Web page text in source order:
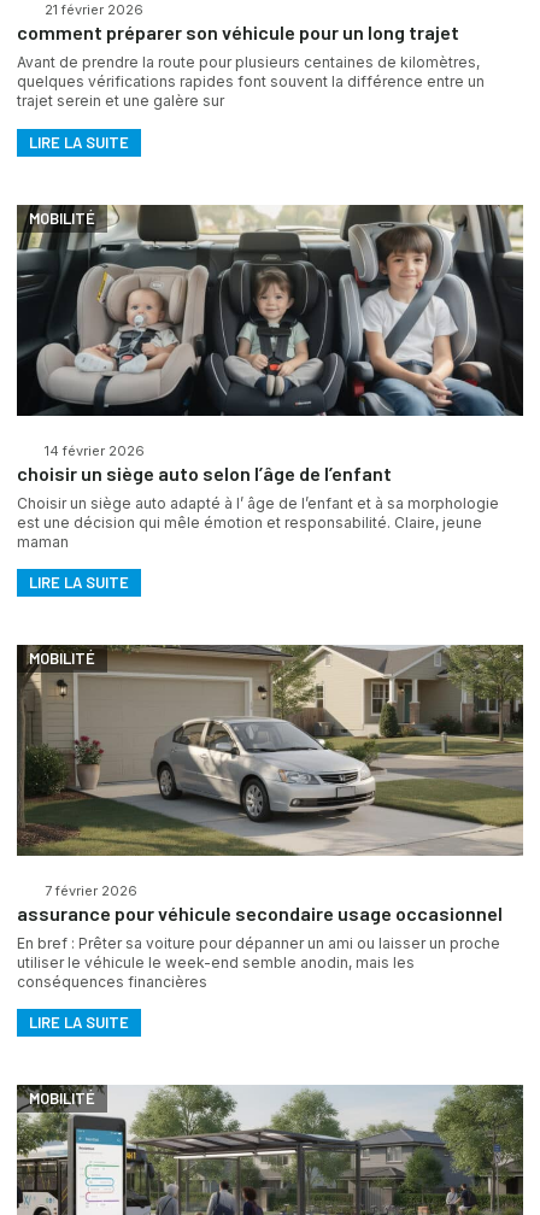
21 février 2026
comment préparer son véhicule pour un long trajet
Avant de prendre la route pour plusieurs centaines de kilomètres,
quelques vérifications rapides font souvent la différence entre un
trajet serein et une galère sur
LIRE LA SUITE
MOBILITÉ
14 février 2026
choisir un siège auto selon l’âge de l’enfant
Choisir un siège auto adapté à l’ âge de l’enfant et à sa morphologie
est une décision qui mêle émotion et responsabilité. Claire, jeune
maman
LIRE LA SUITE
MOBILITÉ
7 février 2026
assurance pour véhicule secondaire usage occasionnel
En bref : Prêter sa voiture pour dépanner un ami ou laisser un proche
utiliser le véhicule le week-end semble anodin, mais les
conséquences financières
LIRE LA SUITE
MOBILITÉ